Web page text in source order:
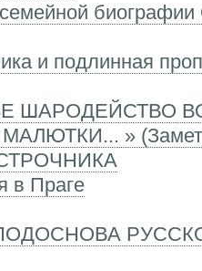
и подлинная
ШАРОДЕЙСТВО
»
в Праге